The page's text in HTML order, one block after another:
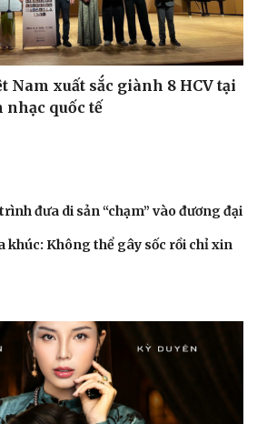
Nam xuất sắc giành 8 HCV tại
nhạc quốc tế
đưa di sản “chạm” vào đương đại
khúc: Không thể gây sốc rồi chỉ xin